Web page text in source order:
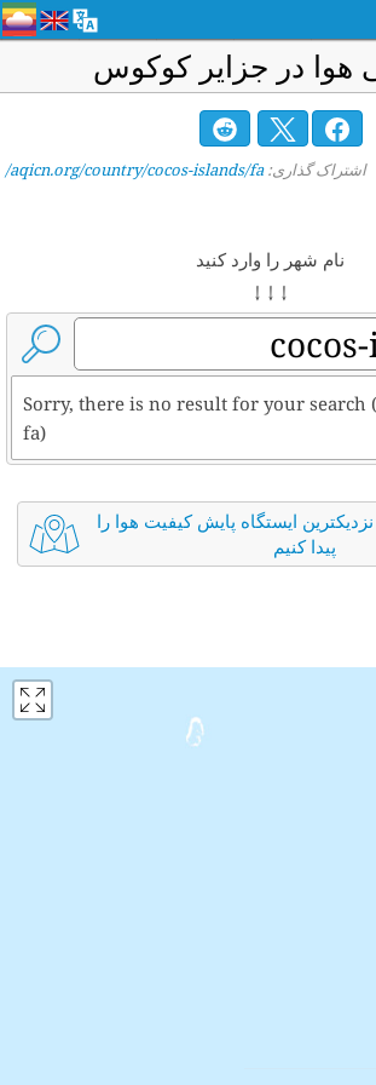
هوا در جزایر کوکوس
اشتراک گذاری:aqicn.org/country/cocos-islands/fa/
نام شهر را وارد کنید
↓ ↓ ↓
Sorry, there is no result for your search
fa)
ایستگاه پایش کیفیت هوا را
پیدا کنیم